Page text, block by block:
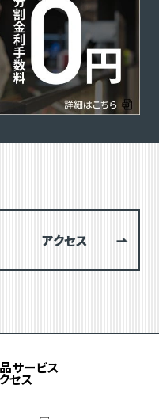
アクセス
サービス
セス